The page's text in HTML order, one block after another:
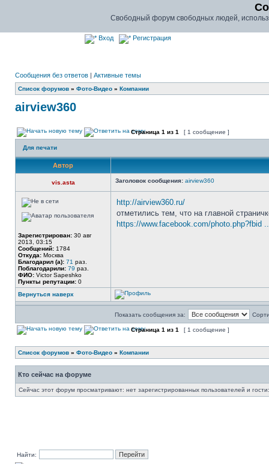
Свободный форум свободных людей,
Вход Регистрация
Сообщения без ответов | Активные темы
Список форумов » Фото-Видео » Компании
airview360
Страница 1 из 1 [ 1 сообщение ]
Для печати
Автор
vis.asta Заголовок сообщения: airview360
Зарегистрирован: 30 авг
2013, 03:15
Сообщений: 1784
Откуда: Москва
Благодарил (а): 71 раз.
Поблагодарили: 79 раз.
ФИО: Victor Sapeshko
Пункты репутации: 0
http://airview360.ru/
отметились тем, что на главной
https://www.facebook.com/photo.php?fbid
Вернуться наверх
Показать сообщения за:
Страница 1 из 1 [ 1 сообщение ]
Список форумов » Фото-Видео » Компании
Кто сейчас на форуме
Сейчас этот форум просматривают: нет зарегистрированных пользователей и
Найти: